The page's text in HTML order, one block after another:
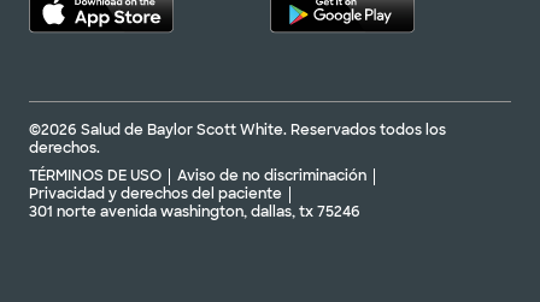
©2026 Salud de Baylor Scott White. Reservados todos los
derechos.
TÉRMINOS DE USO
Aviso de no discriminación
Privacidad y derechos del paciente
301 norte avenida washington, dallas, tx 75246